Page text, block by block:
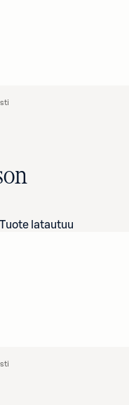
Tuote latautuu